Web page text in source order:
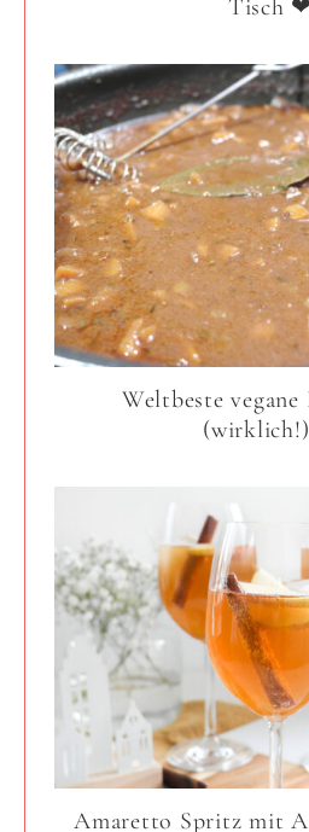
Tisch ❤
Weltbeste vegane
Amaretto Spritz mit